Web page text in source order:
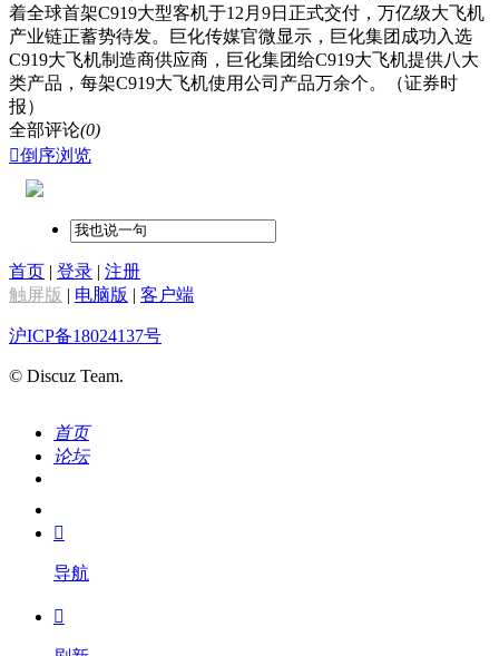
着全球首架C919大型客机于12月9日正式交付，万亿级大飞机
产业链正蓄势待发。巨化传媒官微显示，巨化集团成功入选
C919大飞机制造商供应商，巨化集团给C919大飞机提供八大
类产品，每架C919大飞机使用公司产品万余个。（证券时
报）
全部评论(0)
倒序浏览
首页 | 登录 | 注册
触屏版 | 电脑版 | 客户端
沪ICP备18024137号
© Discuz Team.
首页
论坛
我的

导航
